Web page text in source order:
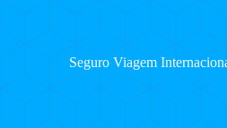
Seguro Viagem